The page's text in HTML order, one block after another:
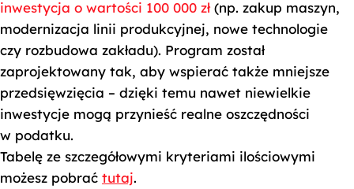
4
5
6
7
8
inwestycja o wartości 100 000 zł(np. zakup maszyn,
modernizacja linii produkcyjnej, nowe technologie
czy rozbudowa zakładu). Program został
zaprojektowany tak, aby wspierać także mniejsze
przedsięwzięcia – dzięki temu nawet niewielkie
inwestycje mogą przynieść realne oszczędności
w podatku.
Tabelę ze szczegółowymi kryteriami ilościowymi
możesz pobrać tutaj.